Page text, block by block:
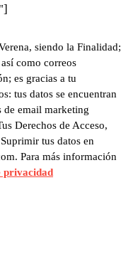
siendo la Finalidad;
como correos
es gracias a tu
tus datos se encuentran
de email marketing
Derechos de Acceso,
tus datos en
Para más información
privacidad